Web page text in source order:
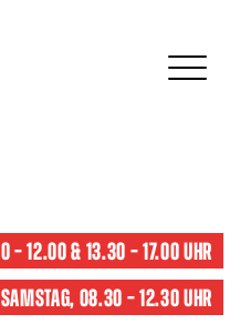
– 12.00 & 13.30 – 17.00 Uhr
Samstag, 08.30 – 12.30 Uhr